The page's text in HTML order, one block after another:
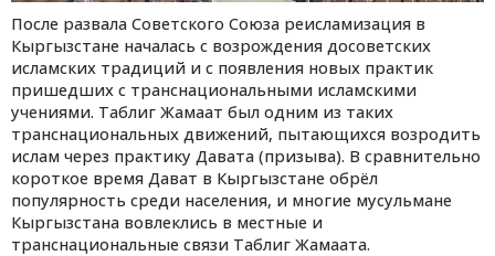
После развала Советского Союза реисламизация в
Кыргызстане началась с возрождения досоветских
исламских традиций и с появления новых практик
пришедших с транснациональными исламскими
учениями. Таблиг Жамаат был одним из таких
транснациональных движений, пытающихся возродить
ислам через практику Давата (призыва). В сравнительно
короткое время Дават в Кыргызстане обрёл
популярность среди населения, и многие мусульмане
Кыргызстана вовлеклись в местные и
транснациональные связи Таблиг Жамаата.